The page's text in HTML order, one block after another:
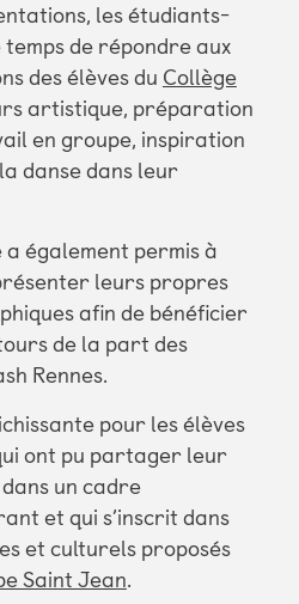
les étudiants-
de répondre aux
des élèves du Collège
artistique, préparation
en groupe, inspiration
danse dans leur
a également permis à
leurs propres
afin de bénéficier
de la part des
Rennes.
pour les élèves
ont pu partager leur
un cadre
et qui s’inscrit dans
et culturels proposés
Saint Jean.